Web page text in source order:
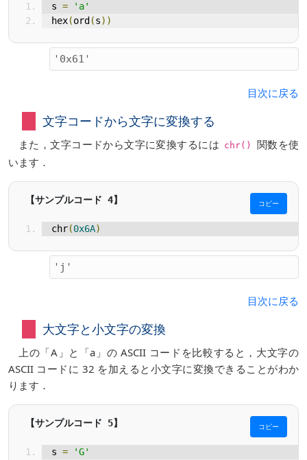
s =
'a'
hex(ord (s))
目次に戻る
文字コードから文字に変換する
また，文字コードから文字に変換するには chr()
関数を使
います．
コピー
chr(0x6A)
目次に戻る
大文字と小文字の変換
上の「A」と「a」の ASCII コードを比較すると，大文字の
ASCII コードに 32 を加えると小文字に変換できることがわか
ります．
コピー
s =
'G'